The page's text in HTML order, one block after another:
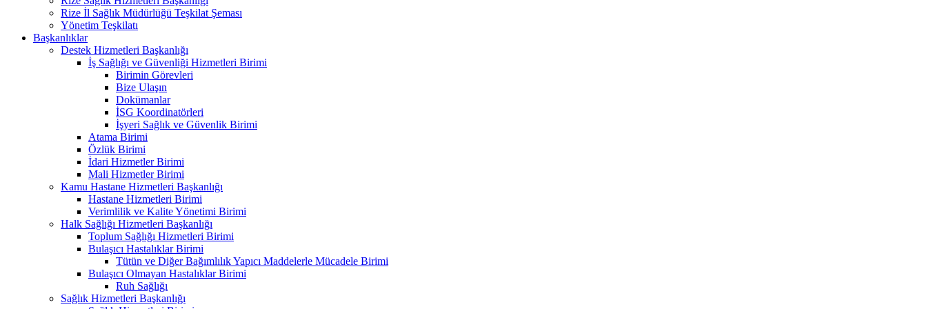
Rize İl Sağlık Müdürlüğü Teşkilat Şeması
Yönetim Teşkilatı
Başkanlıklar
Destek Hizmetleri Başkanlığı
İş Sağlığı ve Güvenliği Hizmetleri Birimi
Birimin Görevleri
Bize Ulaşın
Dokümanlar
İSG Koordinatörleri
İşyeri Sağlık ve Güvenlik Birimi
Atama Birimi
Özlük Birimi
İdari Hizmetler Birimi
Mali Hizmetler Birimi
Kamu Hastane Hizmetleri Başkanlığı
Hastane Hizmetleri Birimi
Verimlilik ve Kalite Yönetimi Birimi
Halk Sağlığı Hizmetleri Başkanlığı
Toplum Sağlığı Hizmetleri Birimi
Bulaşıcı Hastalıklar Birimi
Tütün ve Diğer Bağımlılık Yapıcı Maddelerle Mücadele Birimi
Bulaşıcı Olmayan Hastalıklar Birimi
Ruh Sağlığı
Sağlık Hizmetleri Başkanlığı